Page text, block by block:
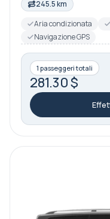
245.5 km
Aria condizionata
Navigazione GPS
1 passeggeri totali
281.30 $